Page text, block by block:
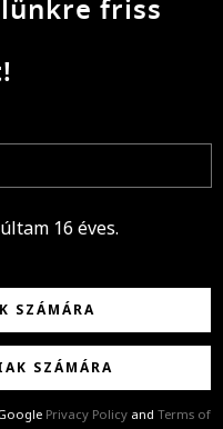
friss
16 éves.
SZÁMÁRA
SZÁMÁRA
Privacy Policy and Terms of